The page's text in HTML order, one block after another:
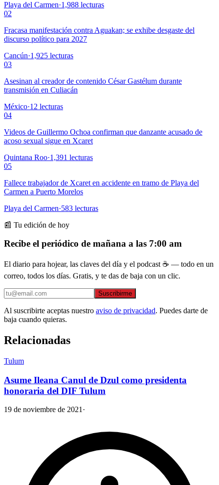
Playa del Carmen·1,988 lecturas
02
Fracasa manifestación contra Aguakan; se exhibe desgaste del
discurso político para 2027
Cancún·1,925 lecturas
03
Asesinan al creador de contenido César Gastélum durante
transmisión en Culiacán
México·12 lecturas
04
Videos de Guillermo Ochoa confirman que danzante acusado de
acoso sexual sigue en Xcaret
Quintana Roo·1,391 lecturas
05
Fallece trabajador de Xcaret en accidente en tramo de Playa del
Carmen a Puerto Morelos
Playa del Carmen·583 lecturas
📰 Tu edición de hoy
Recibe el periódico de mañana a las 7:00 am
El diario para hojear, las claves del día y el podcast ☕ — todo en un
correo, todos los días. Gratis, y te das de baja con un clic.
Suscribirme
Al suscribirte aceptas nuestro aviso de privacidad. Puedes darte de
baja cuando quieras.
Relacionadas
Tulum
Asume Ileana Canul de Dzul como presidenta
honoraria del DIF Tulum
19 de noviembre de 2021 ·